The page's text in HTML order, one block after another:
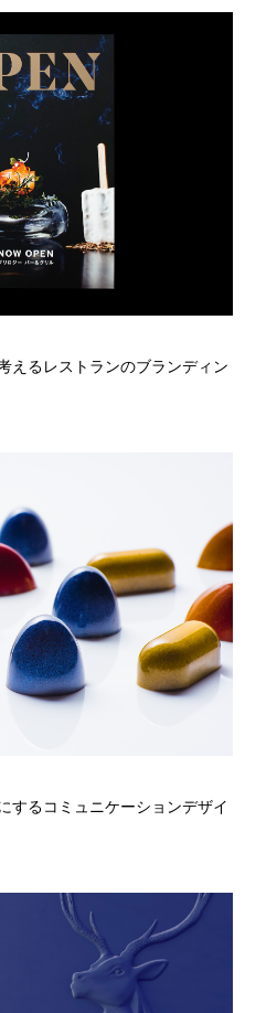
えるレストランのブランディン
するコミュニケーションデザイ